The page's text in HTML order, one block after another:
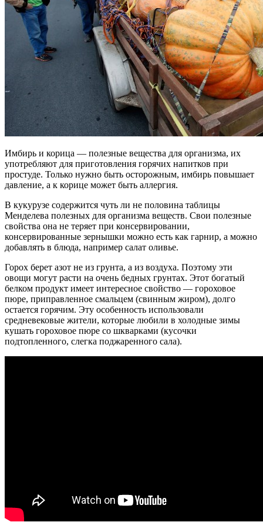
Имбирь и корица — полезные вещества для организма, их
употребляют для приготовления горячих напитков при
простуде. Только нужно быть осторожным, имбирь повышает
давление, а к корице может быть аллергия.
В кукурузе содержится чуть ли не половина таблицы
Менделева полезных для организма веществ. Свои полезные
свойства она не теряет при консервировании,
консервированные зернышки можно есть как гарнир, а можно
добавлять в блюда, например салат оливье.
Горох берет азот не из грунта, а из воздуха. Поэтому эти
овощи могут расти на очень бедных грунтах. Этот богатый
белком продукт имеет интересное свойство — гороховое
пюре, приправленное смальцем (свинным жиром), долго
остается горячим. Эту особенность использовали
средневековые жители, которые любили в холодные зимы
кушать гороховое пюре со шкварками (кусочки
подтопленного, слегка поджаренного сала).